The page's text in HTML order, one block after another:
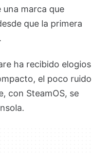
una marca que
que la primera
ha recibido elogios
el poco ruido
con SteamOS, se